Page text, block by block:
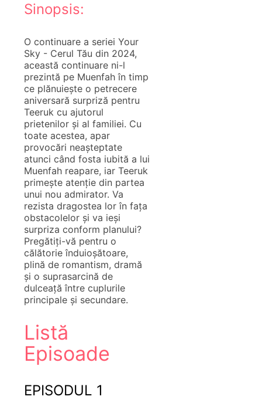
Sinopsis:
O continuare a seriei Your
Sky - Cerul Tău din 2024,
această continuare ni-l
prezintă pe Muenfah în timp
ce plănuiește o petrecere
aniversară surpriză pentru
Teeruk cu ajutorul
prietenilor și al familiei. Cu
toate acestea, apar
provocări neașteptate
atunci când fosta iubită a lui
Muenfah reapare, iar Teeruk
primește atenție din partea
unui nou admirator. Va
rezista dragostea lor în fața
obstacolelor și va ieși
surpriza conform planului?
Pregătiți-vă pentru o
călătorie înduioșătoare,
plină de romantism, dramă
și o suprasarcină de
dulceață între cuplurile
principale și secundare.
Listă
Episoade
EPISODUL 1